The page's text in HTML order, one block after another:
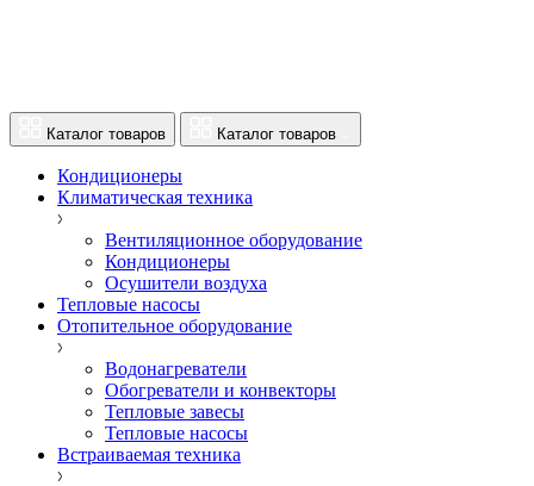
Каталог товаров Каталог товаров
Кондиционеры
Климатическая техника
Вентиляционное оборудование
Кондиционеры
Осушители воздуха
Тепловые насосы
Отопительное оборудование
Водонагреватели
Обогреватели и конвекторы
Тепловые завесы
Тепловые насосы
Встраиваемая техника